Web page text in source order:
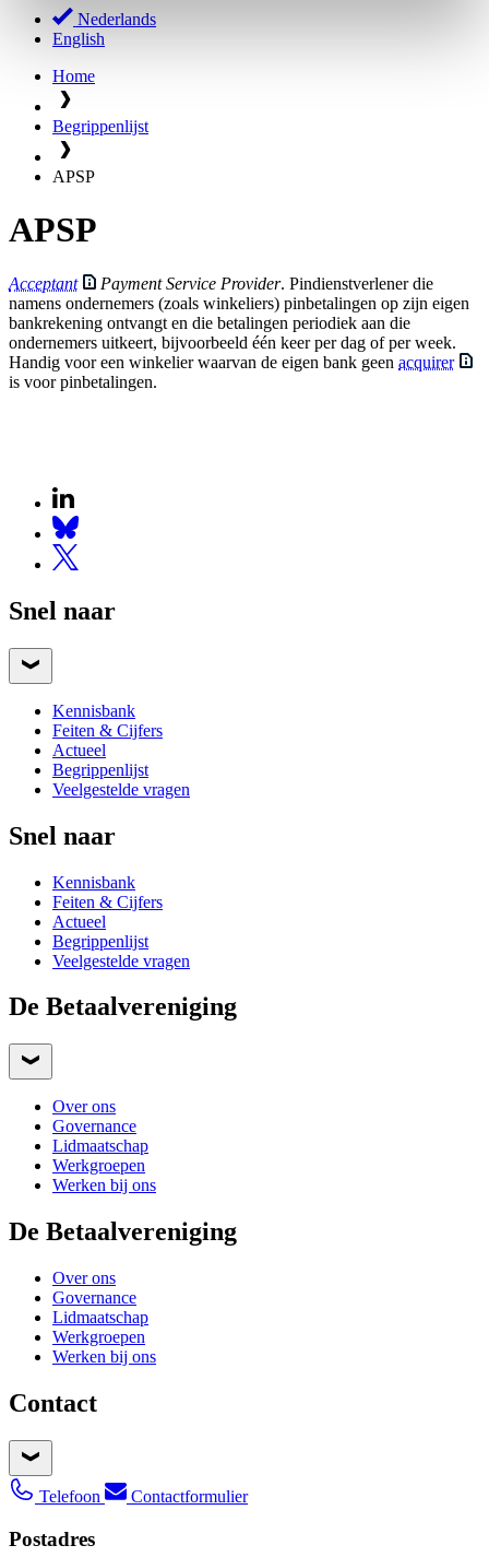
Nederlands
English
Home
Begrippenlijst
APSP
APSP
Acceptant Payment Service Provider. Pindienstverlener die
namens ondernemers (zoals winkeliers) pinbetalingen op zijn eigen
bankrekening ontvangt en die betalingen periodiek aan die
ondernemers uitkeert, bijvoorbeeld één keer per dag of per week.
Handig voor een winkelier waarvan de eigen bank geen acquirer
is voor pinbetalingen.
Snel naar
Kennisbank
Feiten & Cijfers
Actueel
Begrippenlijst
Veelgestelde vragen
Snel naar
Kennisbank
Feiten & Cijfers
Actueel
Begrippenlijst
Veelgestelde vragen
De Betaalvereniging
Over ons
Governance
Lidmaatschap
Werkgroepen
Werken bij ons
De Betaalvereniging
Over ons
Governance
Lidmaatschap
Werkgroepen
Werken bij ons
Contact
Telefoon Contactformulier
Postadres